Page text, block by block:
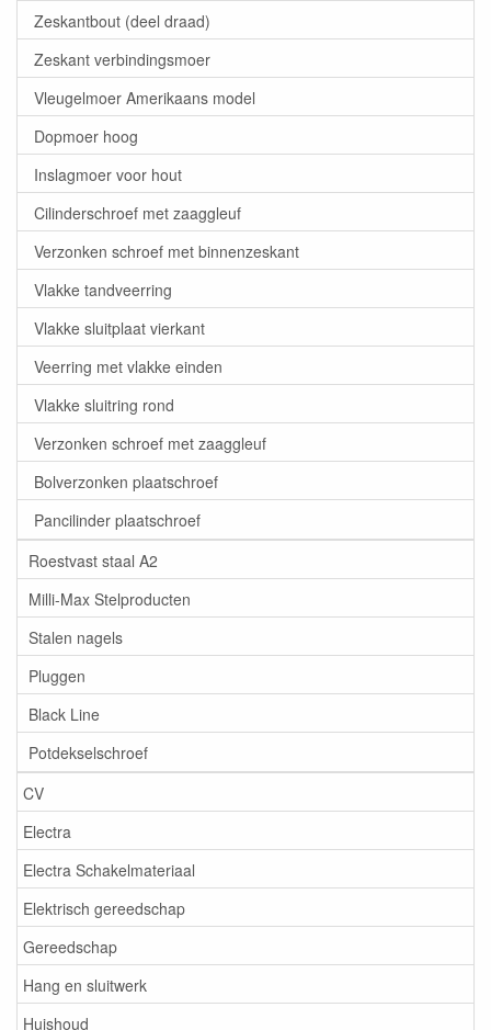
Zeskantbout (deel draad)
Zeskant verbindingsmoer
Vleugelmoer Amerikaans model
Dopmoer hoog
Inslagmoer voor hout
Cilinderschroef met zaaggleuf
Verzonken schroef met binnenzeskant
Vlakke tandveerring
Vlakke sluitplaat vierkant
Veerring met vlakke einden
Vlakke sluitring rond
Verzonken schroef met zaaggleuf
Bolverzonken plaatschroef
Pancilinder plaatschroef
Roestvast staal A2
Milli-Max Stelproducten
Stalen nagels
Pluggen
Black Line
Potdekselschroef
CV
Electra
Electra Schakelmateriaal
Elektrisch gereedschap
Gereedschap
Hang en sluitwerk
Huishoud